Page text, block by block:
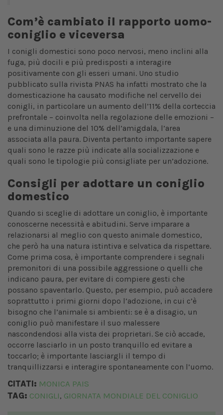
Com’è cambiato il rapporto uomo-
coniglio e viceversa
I conigli domestici sono poco nervosi, meno inclini alla
fuga, più docili e più predisposti a interagire
positivamente con gli esseri umani. Uno studio
pubblicato sulla rivista PNAS ha infatti mostrato che la
domesticazione ha causato modifiche nel cervello dei
conigli, in particolare un aumento dell’11% della corteccia
prefrontale – coinvolta nella regolazione delle emozioni –
e una diminuzione del 10% dell’amigdala, l’area
associata alla paura. Diventa pertanto importante sapere
quali sono le razze più indicate alla socializzazione e
quali sono le tipologie più consigliate per un’adozione.
Consigli per adottare un coniglio
domestico
Quando si sceglie di adottare un coniglio, è importante
conoscerne necessità e abitudini. Serve imparare a
relazionarsi al meglio con questo animale domestico,
che però ha una natura istintiva e selvatica da rispettare.
Come prima cosa, è importante comprendere i segnali
premonitori di una possibile aggressione o quelli che
indicano paura, per evitare di compiere gesti che
possano spaventarlo. Questo, per esempio, può accadere
soprattutto i primi giorni dopo l’adozione, in cui c’è
bisogno che l’animale si ambienti: se è a disagio, un
coniglio può manifestare il suo malessere
nascondendosi alla vista dei proprietari. Se ciò accade,
occorre lasciarlo in un posto tranquillo ed evitare a
toccarlo; è importante lasciargli il tempo di
tranquillizzarsi e interagire spontaneamente con l’uomo.
CITATI: MONICA PAIS
TAG: CONIGLI, GIORNATA MONDIALE DEL CONIGLIO